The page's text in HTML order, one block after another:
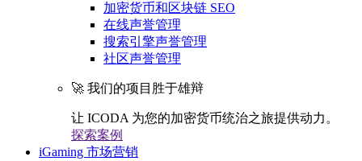
加密货币和区块链 SEO
在线声誉管理
搜索引擎声誉管理
社区声誉管理
🚀 我们的项目胜于雄辩
让 ICODA 为您的加密货币统治之旅提供动力。
探索案例
iGaming 市场营销